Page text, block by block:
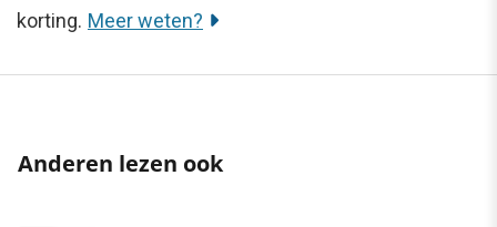
korting. Meer weten?
Anderen lezen ook